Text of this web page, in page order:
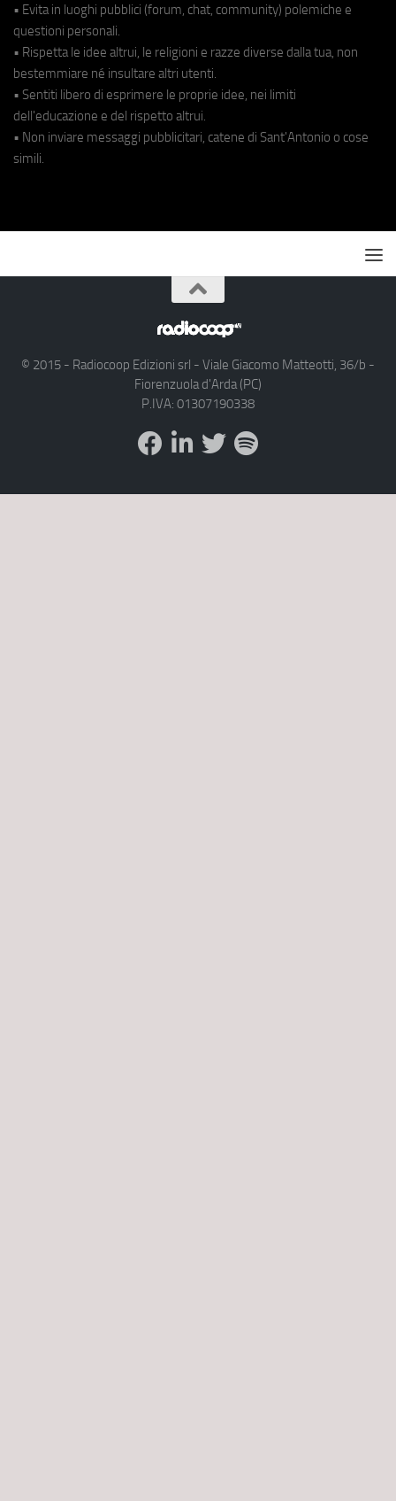
• Evita in luoghi pubblici (forum, chat, community) polemiche e
questioni personali.
• Rispetta le idee altrui, le religioni e razze diverse dalla tua, non
bestemmiare né insultare altri utenti.
• Sentiti libero di esprimere le proprie idee, nei limiti
dell'educazione e del rispetto altrui.
• Non inviare messaggi pubblicitari, catene di Sant'Antonio o cose
simili.
© 2015 - Radiocoop Edizioni srl - Viale Giacomo Matteotti, 36/b -
Fiorenzuola d'Arda (PC)
P.IVA: 01307190338